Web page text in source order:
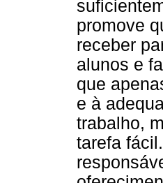
promove
receber
alunos e
que
e à
trabalho,
tarefa